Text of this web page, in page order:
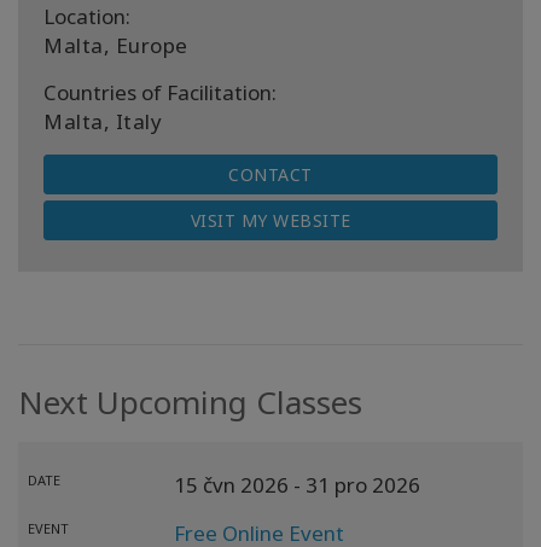
Location:
Malta, Europe
Countries of Facilitation:
Malta, Italy
CONTACT
VISIT MY WEBSITE
Next Upcoming Classes
DATE 15 čvn 2026 - 31 pro 2026
EVENT Free Online Event